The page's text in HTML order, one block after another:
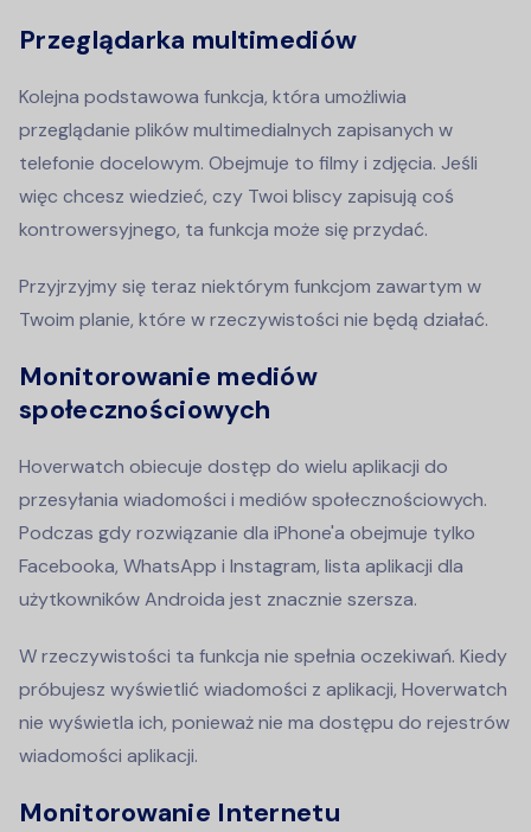
Przeglądarka multimediów
Kolejna podstawowa funkcja, która umożliwia
przeglądanie plików multimedialnych zapisanych w
telefonie docelowym. Obejmuje to filmy i zdjęcia. Jeśli
więc chcesz wiedzieć, czy Twoi bliscy zapisują coś
kontrowersyjnego, ta funkcja może się przydać.
Przyjrzyjmy się teraz niektórym funkcjom zawartym w
Twoim planie, które w rzeczywistości nie będą działać.
Monitorowanie mediów
społecznościowych
Hoverwatch obiecuje dostęp do wielu aplikacji do
przesyłania wiadomości i mediów społecznościowych.
Podczas gdy rozwiązanie dla iPhone'a obejmuje tylko
Facebooka, WhatsApp i Instagram, lista aplikacji dla
użytkowników Androida jest znacznie szersza.
W rzeczywistości ta funkcja nie spełnia oczekiwań. Kiedy
próbujesz wyświetlić wiadomości z aplikacji, Hoverwatch
nie wyświetla ich, ponieważ nie ma dostępu do rejestrów
wiadomości aplikacji.
Monitorowanie Internetu